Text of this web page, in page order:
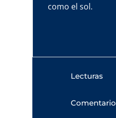
como el sol.
Lecturas
Comentario